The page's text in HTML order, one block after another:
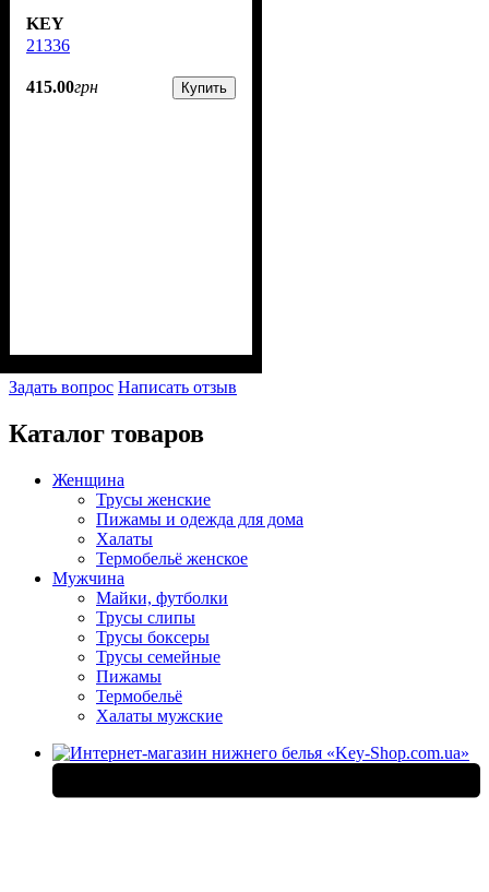
KEY
21336
415.00грн Купить
Задать вопрос Написать отзыв
Каталог товаров
Женщина
Трусы женские
Пижамы и одежда для дома
Халаты
Термобельё женское
Мужчина
Майки, футболки
Трусы слипы
Трусы боксеры
Трусы семейные
Пижамы
Термобельё
Халаты мужские